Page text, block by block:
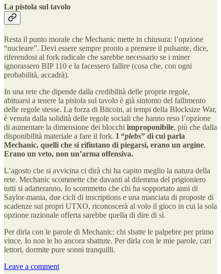
La pistola sul tavolo
Resta il punto morale che Mechanic mette in chiusura: l’opzione
“nucleare”. Devi essere sempre pronto a premere il pulsante, dice,
riferendosi al fork radicale che sarebbe necessario se i miner
ignorassero BIP 110 e la facessero fallire (cosa che, con ogni
probabilità, accadrà).
In una rete che dipende dalla credibilità delle proprie regole,
abituarsi a tenere la pistola sul tavolo è già sintomo del fallimento
delle regole stesse. La forza di Bitcoin, ai tempi della Blocksize War,
è venuta dalla solidità delle regole sociali che hanno reso l’opzione
di aumentare la dimensione dei blocchi improponibile, più che dalla
disponibilità materiale a fare il fork. I “plebs” di cui parla
Mechanic, quelli che si rifiutano di piegarsi, erano un argine.
Erano un veto, non un’arma offensiva.
L’agosto che si avvicina ci dirà chi ha capito meglio la natura della
rete. Mechanic scommette che davanti al dilemma del prigioniero
tutti si adatteranno. Io scommetto che chi ha sopportato anni di
Saylor-mania, due cicli di inscriptions e una manciata di proposte di
scadenze sui propri UTXO, riconoscerà al volo il gioco in cui la sola
opzione razionale offerta sarebbe quella di dire di sì.
Per dirla con le parole di Mechanic: chi sbatte le palpebre per primo
vince. Io non le ho ancora sbattute. Per dirla con le mie parole, cari
lettori, dormite pure sonni tranquilli.
Leave a comment